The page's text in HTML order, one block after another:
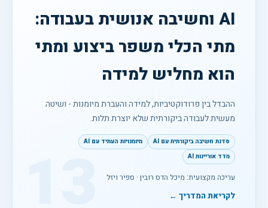
AI וחשיבה אנושית בעבודה:
מתי הכלי משפר ביצוע ומתי
הוא מחליש למידה
ההבדל בין פרודוקטיביות, למידה והעברת מיומנות - ושיטה
מעשית לעבודה ביקורתית שלא יוצרת תלות.
סדנת חשיבה ביקורתית עם AI
מיומנויות העתיד עם AI
מדד אוריינות AI
עריכה מקצועית: מיכל הדס רובין · ספיר ויזל
לקריאת המדריך ←